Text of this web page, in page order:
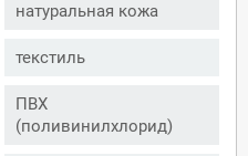
натуральная кожа
текстиль
ПВХ
(поливинилхлорид)